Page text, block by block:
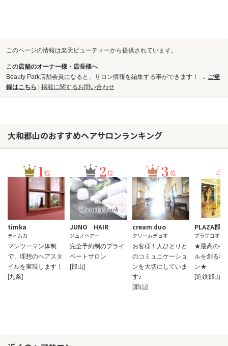
お問い合わせ
このページの情報は楽天ビューティーから提供されています。
この店舗のオーナー様・店長様へ
Beauty Park店舗会員になると、サロン情報を編集する事ができます！ → ご登
録はこちら | 掲載に関するお問い合わせ
大和郡山のおすすめヘアサロンランキング
1位
timka
ティムカ
マンツーマン体制
で、理想のヘアスタ
イルを実現します！
[九条]
2 位
JUNO HAIR
ジュノヘアー
完全予約制のプライ
ベートサロン
[郡山]
3 位
cream duo
クリームデュオ
お客様１人ひとりと
のコミュニケーショ
ンを大切にしていま
す♪
[郡山]
4
PLAZA郡山
プラザコオリ
★最高のヘ
ルを創る和
ン★
[近鉄郡山]